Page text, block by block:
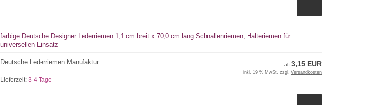
farbige Deutsche Designer Lederriemen 1,1 cm breit x 70,0 cm lang Schnallenriemen, Halteriemen für
universellen Einsatz
Deutsche Lederriemen Manufaktur
Lieferzeit:3-4 Tage
ab 3,15 EUR
inkl. 19 % MwSt. zzgl. Versandkosten